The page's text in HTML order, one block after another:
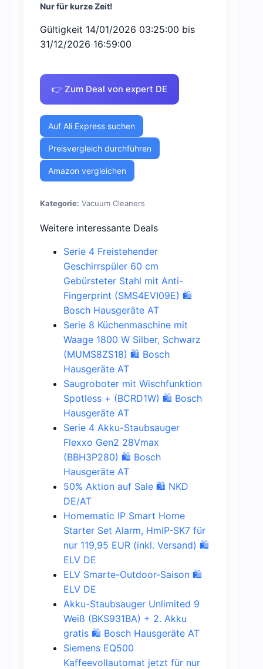
Nur für kurze Zeit!
Gültigkeit 14/01/2026 03:25:00 bis
31/12/2026 16:59:00
👉 Zum Deal von expert DE
Auf Ali Express suchen
Preisvergleich durchführen
Amazon vergleichen
Kategorie: Vacuum Cleaners
Weitere interessante Deals
Serie 4 Freistehender
Geschirrspüler 60 cm
Gebürsteter Stahl mit Anti-
Fingerprint (SMS4EVI09E) 🛍️
Bosch Hausgeräte AT
Serie 8 Küchenmaschine mit
Waage 1800 W Silber, Schwarz
(MUMS8ZS18) 🛍️ Bosch
Hausgeräte AT
Saugroboter mit Wischfunktion
Spotless + (BCRD1W) 🛍️ Bosch
Hausgeräte AT
Serie 4 Akku-Staubsauger
Flexxo Gen2 28Vmax
(BBH3P280) 🛍️ Bosch
Hausgeräte AT
50% Aktion auf Sale 🛍️ NKD
DE/AT
Homematic IP Smart Home
Starter Set Alarm, HmIP-SK7 für
nur 119,95 EUR (inkl. Versand) 🛍️
ELV DE
ELV Smarte-Outdoor-Saison 🛍️
ELV DE
Akku-Staubsauger Unlimited 9
Weiß (BKS931BA) + 2. Akku
gratis 🛍️ Bosch Hausgeräte AT
Siemens EQ500
Kaffeevollautomat jetzt für nur